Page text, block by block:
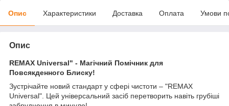
Опис Характеристики Доставка Оплата Умови
Опис
REMAX Universal" - Магічний Помічник для
Повсякденного Блиску!
Зустрічайте новий стандарт у сфері чистоти – "REMAX
Universal". Цей універсальний засіб перетворить навіть грубіші